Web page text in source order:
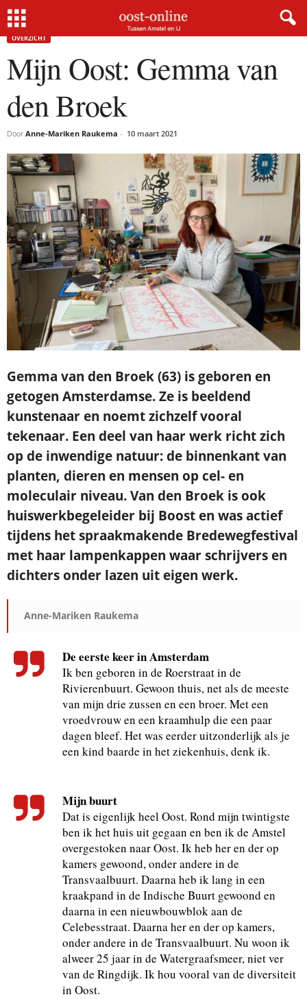
Home Mijn Oost: Gemma van den Broek
OVERZICHT
Mijn Oost: Gemma van
den Broek
Door Anne-Mariken Raukema - 10 maart 2021
Gemma van den Broek (63) is geboren en
getogen Amsterdamse. Ze is beeldend
kunstenaar en noemt zichzelf vooral
tekenaar. Een deel van haar werk richt zich
op de inwendige natuur: de binnenkant van
planten, dieren en mensen op cel- en
moleculair niveau. Van den Broek is ook
huiswerkbegeleider bij Boost en was actief
tijdens het spraakmakende Bredewegfestival
met haar lampenkappen waar schrijvers en
dichters onder lazen uit eigen werk.
Anne-Mariken Raukema
De eerste keer in Amsterdam
Ik ben geboren in de Roerstraat in de
Rivierenbuurt. Gewoon thuis, net als de meeste
van mijn drie zussen en een broer. Met een
vroedvrouw en een kraamhulp die een paar
dagen bleef. Het was eerder uitzonderlijk als je
een kind baarde in het ziekenhuis, denk ik.
Mijn buurt
Dat is eigenlijk heel Oost. Rond mijn twintigste
ben ik het huis uit gegaan en ben ik de Amstel
overgestoken naar Oost. Ik heb her en der op
kamers gewoond, onder andere in de
Transvaalbuurt. Daarna heb ik lang in een
kraakpand in de Indische Buurt gewoond en
daarna in een nieuwbouwblok aan de
Celebesstraat. Daarna her en der op kamers,
onder andere in de Transvaalbuurt. Nu woon ik
alweer 25 jaar in de Watergraafsmeer, niet ver
van de Ringdijk. Ik hou vooral van de diversiteit
in Oost.
×
Gratis NieuwsMail
E-MAIL
Postcode
Met de inschrijving accepteer ik de
privacyverklaring.
Je ontvangt een bevestiging in je mailbox.